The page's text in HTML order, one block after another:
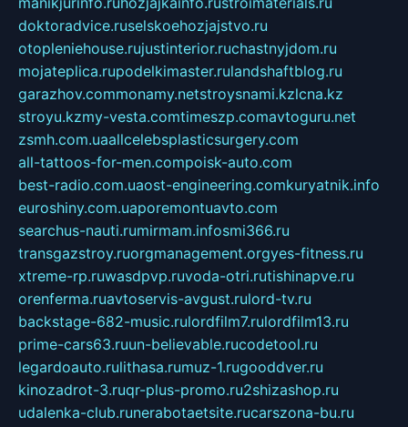
doktoradvice.ruselskoehozjajstvo.ru
otopleniehouse.rujustinterior.ruchastnyjdom.ru
mojateplica.rupodelkimaster.rulandshaftblog.ru
garazhov.commonamy.netstroysnami.kzlcna.kz
stroyu.kzmy-vesta.comtimeszp.comavtoguru.net
zsmh.com.uaallcelebsplasticsurgery.com
all-tattoos-for-men.compoisk-auto.com
best-radio.com.uaost-engineering.comkuryatnik.info
euroshiny.com.uaporemontuavto.com
searchus-nauti.rumirmam.infosmi366.ru
transgazstroy.ruorgmanagement.orgyes-fitness.ru
xtreme-rp.ruwasdpvp.ruvoda-otri.rutishinapve.ru
orenferma.ruavtoservis-avgust.rulord-tv.ru
backstage-682-music.rulordfilm7.rulordfilm13.ru
prime-cars63.ruun-believable.rucodetool.ru
legardoauto.rulithasa.rumuz-1.rugooddver.ru
kinozadrot-3.ruqr-plus-promo.ru2shizashop.ru
udalenka-club.runerabotaetsite.rucarszona-bu.ru